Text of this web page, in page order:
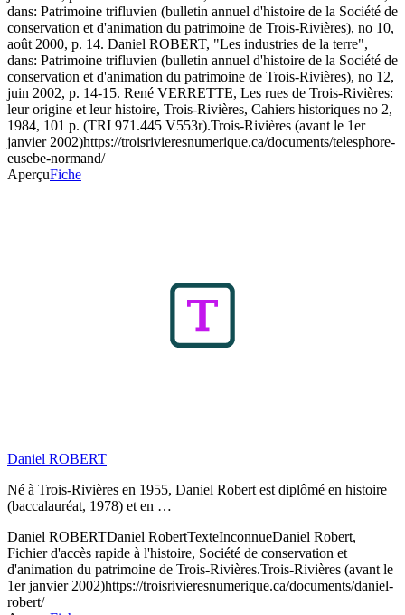
dans: Patrimoine trifluvien (bulletin annuel d'histoire de la Société de
conservation et d'animation du patrimoine de Trois-Rivières), no 10,
août 2000, p. 14. Daniel ROBERT, "Les industries de la terre",
dans: Patrimoine trifluvien (bulletin annuel d'histoire de la Société de
conservation et d'animation du patrimoine de Trois-Rivières), no 12,
juin 2002, p. 14-15. René VERRETTE, Les rues de Trois-Rivières:
leur origine et leur histoire, Trois-Rivières, Cahiers historiques no 2,
1984, 101 p. (TRI 971.445 V553r).Trois-Rivières (avant le 1er
janvier 2002)https://troisrivieresnumerique.ca/documents/telesphore-
eusebe-normand/
AperçuFiche
Daniel ROBERT
Né à Trois-Rivières en 1955, Daniel Robert est diplômé en histoire
(baccalauréat, 1978) et en …
Daniel ROBERTDaniel RobertTexteInconnueDaniel Robert,
Fichier d'accès rapide à l'histoire, Société de conservation et
d'animation du patrimoine de Trois-Rivières.Trois-Rivières (avant le
1er janvier 2002)https://troisrivieresnumerique.ca/documents/daniel-
robert/